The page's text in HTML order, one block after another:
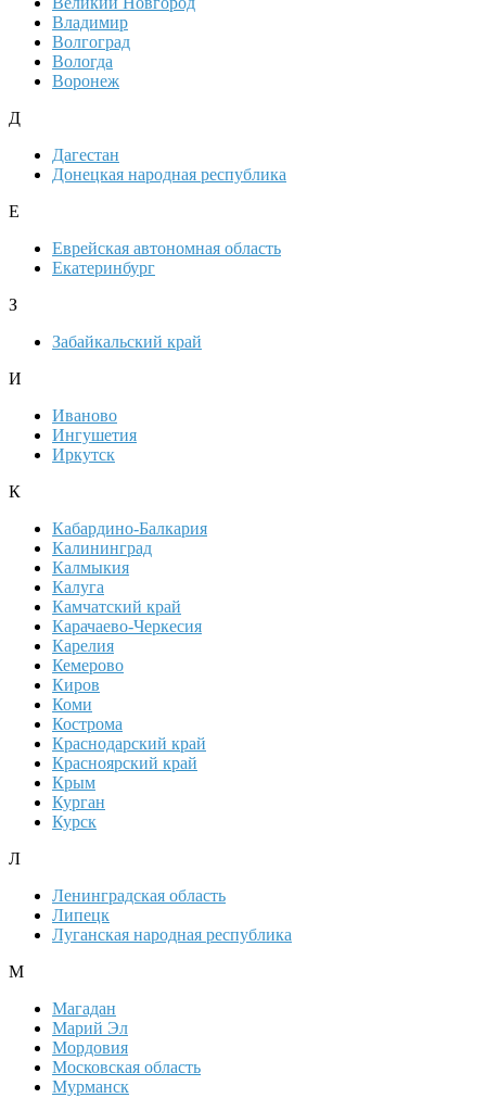
Владимир
Волгоград
Вологда
Воронеж
Д
Дагестан
Донецкая народная республика
Е
Еврейская автономная область
Екатеринбург
З
Забайкальский край
И
Иваново
Ингушетия
Иркутск
К
Кабардино-Балкария
Калининград
Калмыкия
Калуга
Камчатский край
Карачаево-Черкесия
Карелия
Кемерово
Киров
Коми
Кострома
Краснодарский край
Красноярский край
Крым
Курган
Курск
Л
Ленинградская область
Липецк
Луганская народная республика
М
Магадан
Марий Эл
Мордовия
Московская область
Мурманск